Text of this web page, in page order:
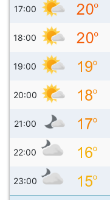
17:00
18:00
19:00
20:00
21:00
22:00
23:00